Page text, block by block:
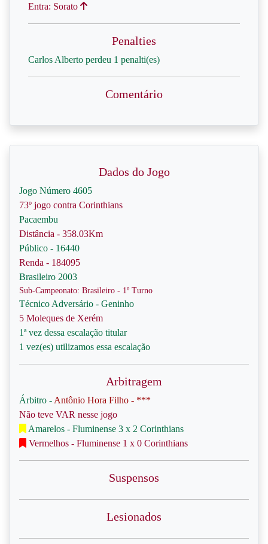
Entra: Sorato
Penalties
Carlos Alberto perdeu 1 penalti(es)
Comentário
Dados do Jogo
Jogo Número 4605
73º jogo contra Corinthians
Pacaembu
Distância - 358.03Km
Público - 16440
Renda - 184095
Brasileiro 2003
Sub-Campeonato: Brasileiro - 1º Turno
Técnico Adversário - Geninho
5 Moleques de Xerém
1ª vez dessa escalação titular
1 vez(es) utilizamos essa escalação
Arbitragem
Árbitro - Antônio Hora Filho - ***
Não teve VAR nesse jogo
Amarelos - Fluminense 3 x 2 Corinthians
Vermelhos - Fluminense 1 x 0 Corinthians
Suspensos
Lesionados